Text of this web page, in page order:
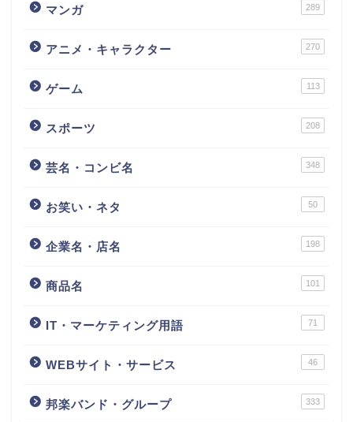
マンガ 289
アニメ・キャラクター 270
ゲーム 113
スポーツ 208
芸名・コンビ名 348
お笑い・ネタ 50
企業名・店名 198
商品名 101
IT・マーケティング用語 71
WEBサイト・サービス 46
邦楽バンド・グループ 333